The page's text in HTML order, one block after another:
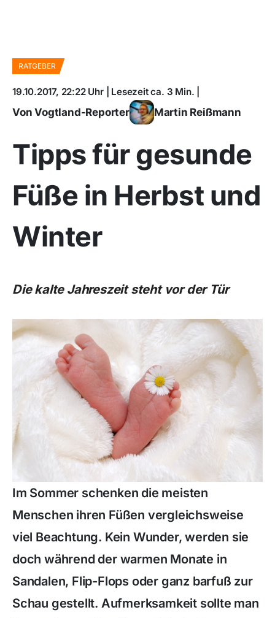
RATGEBER
19.10.2017, 22:22 Uhr | Lesezeit ca. 3 Min. |
Von Vogtland-Reporter Martin Reißmann
Tipps für gesunde
Füße in Herbst und
Winter
Die kalte Jahreszeit steht vor der Tür
Im Sommer schenken die meisten
Menschen ihren Füßen vergleichsweise
viel Beachtung. Kein Wunder, werden sie
doch während der warmen Monate in
Sandalen, Flip-Flops oder ganz barfuß zur
Schau gestellt. Aufmerksamkeit sollte man